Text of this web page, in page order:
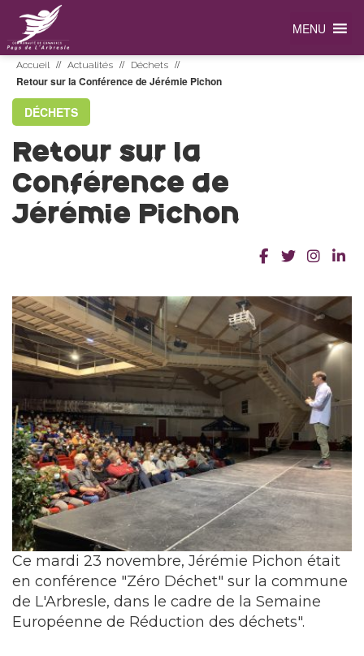
MENU
Accueil // Actualités // Déchets //
Retour sur la Conférence de Jérémie Pichon
DÉCHETS
Retour sur la
Conférence de
Jérémie Pichon
Ce mardi 23 novembre, Jérémie Pichon était
en conférence "Zéro Déchet" sur la commune
de L'Arbresle, dans le cadre de la Semaine
Européenne de Réduction des déchets".